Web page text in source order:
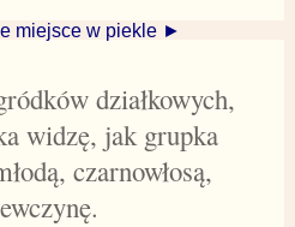
miejsce w piekle ►
działkowych,
widzę, jak grupka
czarnowłosą,